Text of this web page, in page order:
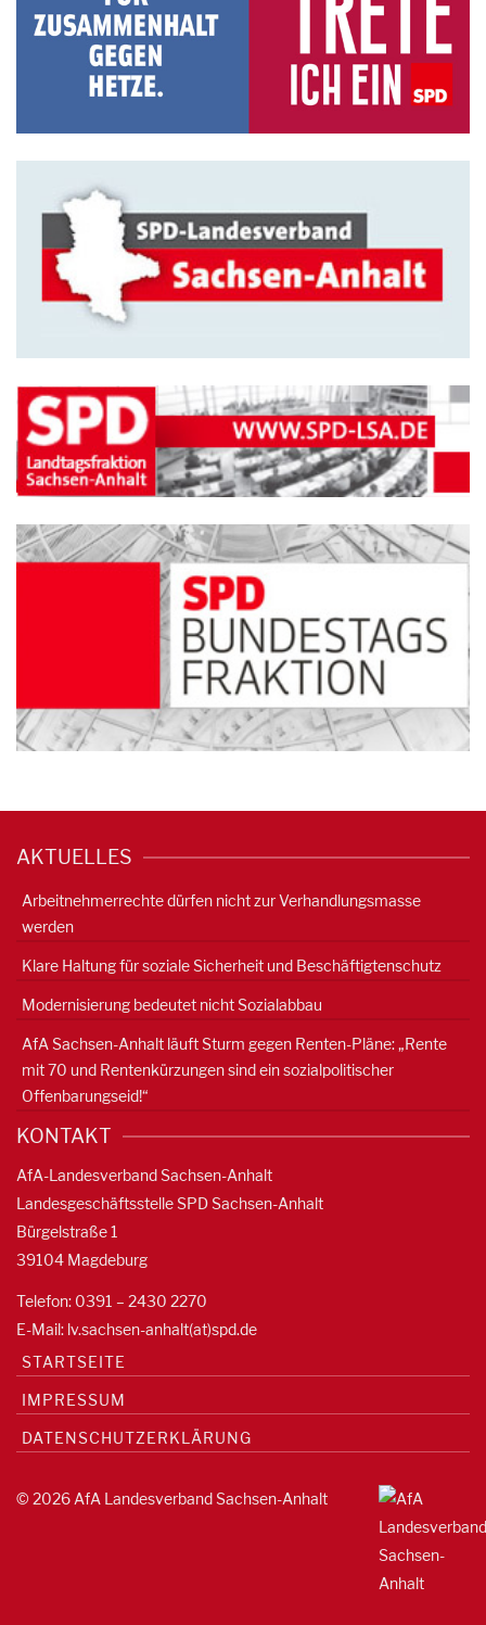
AKTUELLES
Arbeitnehmerrechte dürfen nicht zur Verhandlungsmasse
werden
Klare Haltung für soziale Sicherheit und Beschäftigtenschutz
Modernisierung bedeutet nicht Sozialabbau
AfA Sachsen-Anhalt läuft Sturm gegen Renten-Pläne: „Rente
mit 70 und Rentenkürzungen sind ein sozialpolitischer
Offenbarungseid!“
KONTAKT
AfA-Landesverband Sachsen-Anhalt
Landesgeschäftsstelle SPD Sachsen-Anhalt
Bürgelstraße 1
39104 Magdeburg
Telefon: 0391 – 2430 2270
E-Mail: lv.sachsen-anhalt(at)spd.de
STARTSEITE
IMPRESSUM
DATENSCHUTZERKLÄRUNG
© 2026 AfA Landesverband Sachsen-Anhalt